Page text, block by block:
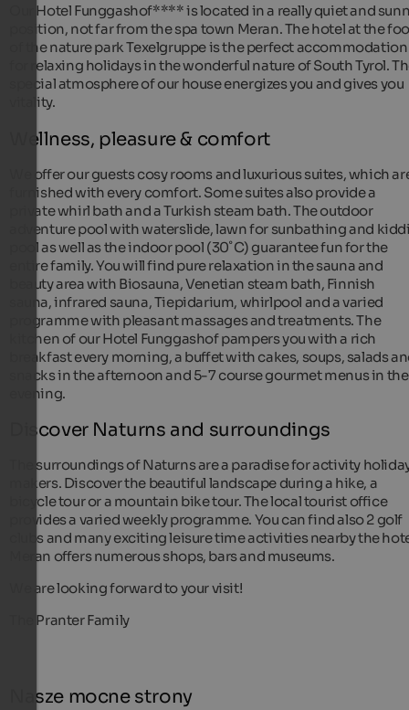
Our Hotel Funggashof**** is located in a really quiet and
position, not far from the spa town Meran. The hotel at the
of the nature park Texelgruppe is the perfect accommodation
for relaxing holidays in the wonderful nature of South Tyrol.
special atmosphere of our house energizes you and gives you
vitality.
Wellness, pleasure & comfort
We offer our guests cosy rooms and luxurious suites, which
furnished with every comfort. Some suites also provide a
private whirl bath and a Turkish steam bath. The outdoor
adventure pool with waterslide, lawn for sunbathing and
pool as well as the indoor pool (30˚C) guarantee fun for the
entire family. You will find pure relaxation in the sauna and
beauty area with Biosauna, Venetian steam bath, Finnish
sauna, infrared sauna, Tiepidarium, whirlpool and a varied
programme with pleasant massages and treatments. The
kitchen of our Hotel Funggashof pampers you with a rich
breakfast every morning, a buffet with cakes, soups, salads
snacks in the afternoon and 5-7 course gourmet menus in the
evening.
Discover Naturns and surroundings
The surroundings of Naturns are a paradise for activity
makers. Discover the beautiful landscape during a hike, a
bicycle tour or a mountain bike tour. The local tourist office
provides a varied weekly programme. You can find also 2 golf
clubs and many exciting leisure time activities nearby the
Meran offers numerous shops, bars and museums.
We are looking forward to your visit!
The Pranter Family
Nasze mocne strony